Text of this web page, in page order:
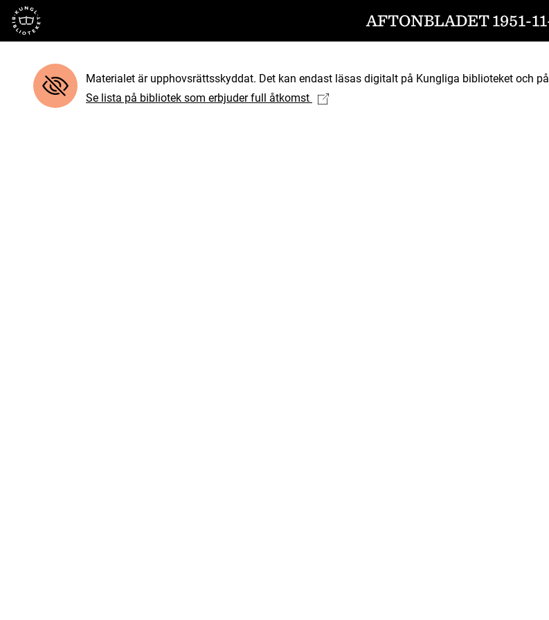
Till startsidan AFTONBLADET 1951-
Materialet är upphovsrättsskyddat. Det kan endast läsas digitalt på Kungliga biblioteket och
Se lista på bibliotek som erbjuder full åtkomst